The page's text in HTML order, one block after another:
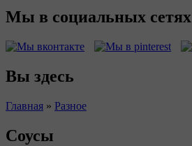
Мы в социальных сетях
Вы здесь
Главная » Разное
Соусы